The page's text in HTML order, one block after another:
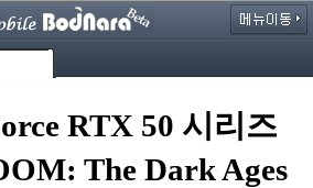
RTX 50 시리즈
The Dark Ages